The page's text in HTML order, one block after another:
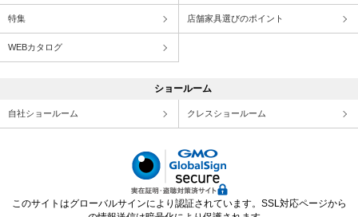
特集 店舗家具選びのポイント
WEBカタログ
ショールーム
自社ショールーム クレスショールーム
このサイトはグローバルサインにより認証されています。SSL対応ページから